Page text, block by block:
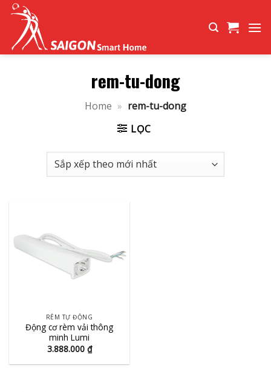
dung
rem-tu-dong
Home » rem-tu-dong
LỌC
RÈM TỰ ĐỘNG
Động cơ rèm vải thông
minh Lumi
3.888.000 ₫